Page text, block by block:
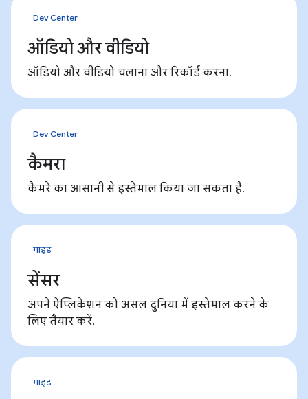
Dev Center
ऑडियो और वीडियो
ऑडियो और वीडियो चलाना और रिकॉर्ड करना.
Dev Center
कैमरा
कैमरे का आसानी से इस्तेमाल किया जा सकता है.
गाइड
सेंसर
अपने ऐप्लिकेशन को असल दुनिया में इस्तेमाल करने के
लिए तैयार करें.
गाइड